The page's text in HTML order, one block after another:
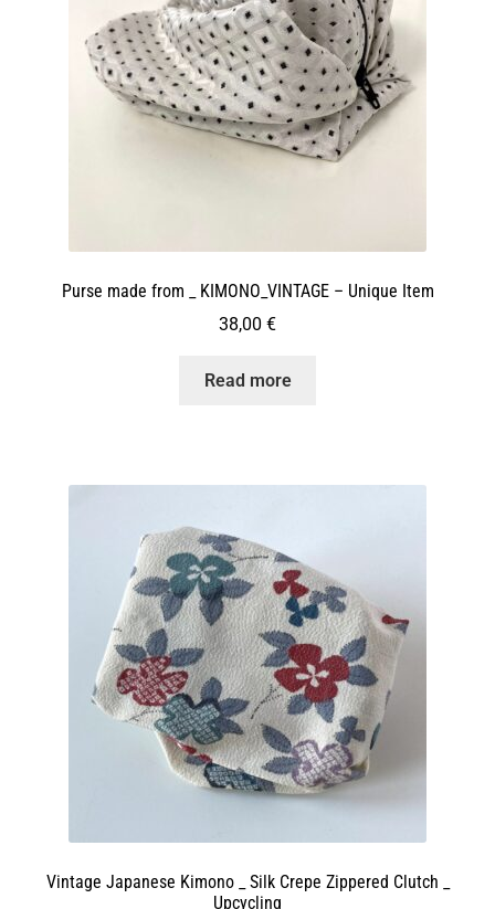
Purse made from _ KIMONO_VINTAGE – Unique Item
38,00 €
Read more
Vintage Japanese Kimono _ Silk Crepe Zippered Clutch _
Upcycling